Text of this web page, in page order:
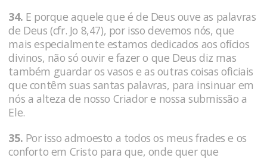
34. E porque aquele que é de Deus ouve as palavras
de Deus (cfr. Jo 8,47), por isso devemos nós, que
mais especialmente estamos dedicados aos ofícios
divinos, não só ouvir e fazer o que Deus diz mas
também guardar os vasos e as outras coisas oficiais
que contêm suas santas palavras, para insinuar em
nós a alteza de nosso Criador e nossa submissão a
Ele.
35. Por isso admoesto a todos os meus frades e os
conforto em Cristo para que, onde quer que